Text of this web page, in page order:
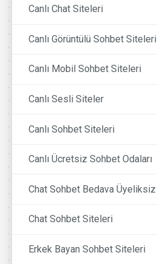
Canlı Chat Siteleri
Canlı Görüntülü Sohbet Siteleri
Canlı Mobil Sohbet Siteleri
Canlı Sesli Siteler
Canlı Sohbet Siteleri
Canlı Ücretsiz Sohbet Odaları
Chat Sohbet Bedava Üyeliksiz
Chat Sohbet Siteleri
Erkek Bayan Sohbet Siteleri